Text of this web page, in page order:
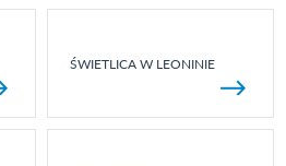
ŚWIETLICA W LEONINIE